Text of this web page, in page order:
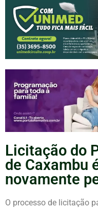
Licitação do
de Caxambu
novamente
O processo de licitação